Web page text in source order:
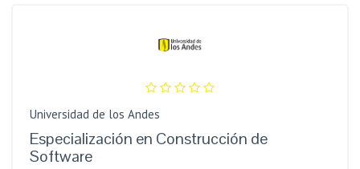
Universidad de los Andes
Especialización en Construcción de
Software